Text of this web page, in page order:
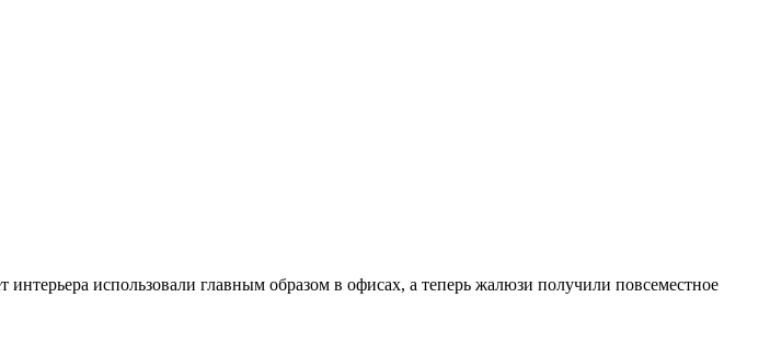
использовали главным образом в офисах, а теперь жалюзи получили повсеместное